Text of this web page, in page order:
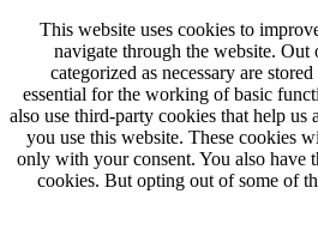
This website uses cookies to
navigate through the website. Out
categorized as necessary are
essential for the working of basic
also use third-party cookies that help us
you use this website. These cookies
only with your consent. You also have
cookies. But opting out of some of